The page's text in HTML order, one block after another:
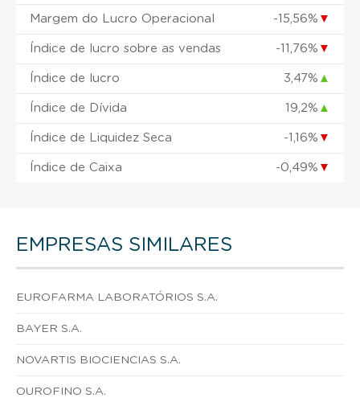
Margem do Lucro Operacional -15,56% ▼
Índice de lucro sobre as vendas -11,76% ▼
Índice de lucro 3,47% ▲
Índice de Dívida 19,2% ▲
Índice de Liquidez Seca -1,16% ▼
Índice de Caixa -0,49% ▼
EMPRESAS SIMILARES
EUROFARMA LABORATÓRIOS S.A.
BAYER S.A.
NOVARTIS BIOCIENCIAS S.A.
OUROFINO S.A.